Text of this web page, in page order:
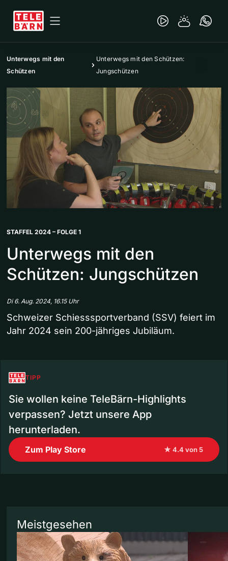
Unterwegs mit den
Schützen
Unterwegs mit den Schützen:
Jungschützen
STAFFEL 2024 – FOLGE 1
Unterwegs mit den
Schützen: Jungschützen
Di 6. Aug. 2024, 16.15 Uhr
Schweizer Schiesssportverband (SSV) feiert im
Jahr 2024 sein 200-jähriges Jubiläum.
TIPP
Sie wollen keine TeleBärn-Highlights
verpassen? Jetzt unsere App
herunterladen.
Zum Play Store ★ 4.4 von 5
Meistgesehen